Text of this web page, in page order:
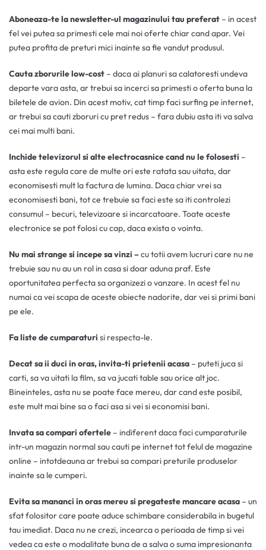
Aboneaza-te la newsletter-ul magazinului tau preferat – in acest
fel vei putea sa primesti cele mai noi oferte chiar cand apar. Vei
putea profita de preturi mici inainte sa fie vandut produsul.
Cauta zborurile low-cost – daca ai planuri sa calatoresti undeva
departe vara asta, ar trebui sa incerci sa primesti o oferta buna la
biletele de avion. Din acest motiv, cat timp faci surfing pe internet,
ar trebui sa cauti zboruri cu pret redus – fara dubiu asta iti va salva
cei mai multi bani.
Inchide televizorul si alte electrocasnice cand nu le folosesti –
asta este regula care de multe ori este ratata sau uitata, dar
economisesti mult la factura de lumina. Daca chiar vrei sa
economisesti bani, tot ce trebuie sa faci este sa iti controlezi
consumul – becuri, televizoare si incarcatoare. Toate aceste
electronice se pot folosi cu cap, daca exista o vointa.
Nu mai strange si incepe sa vinzi –cu totii avem lucruri care nu ne
trebuie sau nu au un rol in casa si doar aduna praf. Este
oportunitatea perfecta sa organizezi o vanzare. In acest fel nu
numai ca vei scapa de aceste obiecte nadorite, dar vei si primi bani
pe ele.
Fa liste de cumparaturi si respecta-le.
Decat sa ii duci in oras, invita-ti prietenii acasa – puteti juca si
carti, sa va uitati la film, sa va jucati table sau orice alt joc.
Bineinteles, asta nu se poate face mereu, dar cand este posibil,
este mult mai bine sa o faci asa si vei si economisi bani.
Invata sa compari ofertele – indiferent daca faci cumparaturile
intr-un magazin normal sau cauti pe internet tot felul de magazine
online – intotdeauna ar trebui sa compari preturile produselor
inainte sa le cumperi.
Evita sa mananci in oras mereu si pregateste mancare acasa – un
sfat folositor care poate aduce schimbare considerabila in bugetul
tau imediat. Daca nu ne crezi, incearca o perioada de timp si vei
vedea ca este o modalitate buna de a salva o suma impresionanta